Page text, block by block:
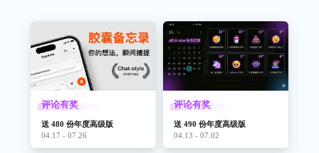
评论有奖
送 480 份年度高级版
04.17 - 07.26
评论有奖
送 490 份年度高级版
04.13 - 07.02